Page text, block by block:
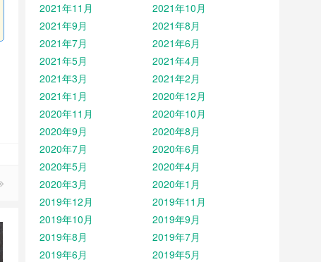
2021年11月
2021年10月
2021年9月
2021年8月
2021年7月
2021年6月
2021年5月
2021年4月
2021年3月
2021年2月
2021年1月
2020年12月
2020年11月
2020年10月
2020年9月
2020年8月
2020年7月
2020年6月
2020年5月
2020年4月
2020年3月
2020年1月
2019年12月
2019年11月
2019年10月
2019年9月
2019年8月
2019年7月
2019年6月
2019年5月